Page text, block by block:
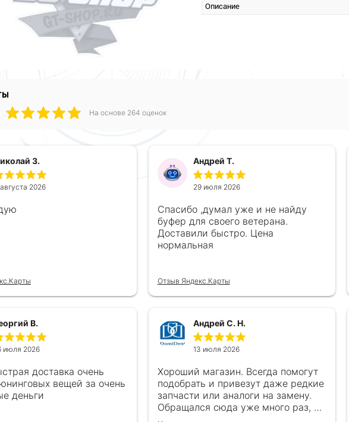
Описание
На основе 264 оценок
З.
2026
Андрей Т.
29 июля 2026
Спасибо ,думал уже и не найду
буфер для своего ветерана.
Доставили быстро. Цена
нормальная
Отзыв Яндекс.Карты
В.
июля 2026
доставка очень
вещей за очень
деньги
Андрей С. Н.
13 июля 2026
Хороший магазин. Всегда помогут
подобрать и привезут даже редкие
запчасти или аналоги на замену.
Обращался сюда уже много раз, ни
каках проблем ни когда не